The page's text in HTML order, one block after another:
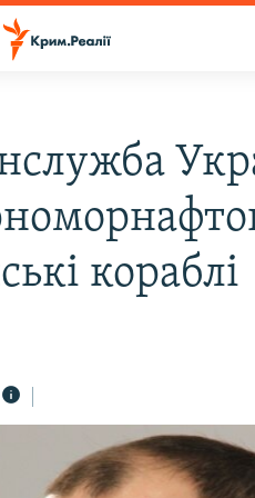
кораблі